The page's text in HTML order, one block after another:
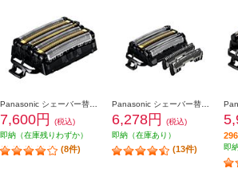
7,600円
(税込)
即納（在庫残りわずか）
(8件)
6,278円
(税込)
即納（在庫あり）
(13件) 即